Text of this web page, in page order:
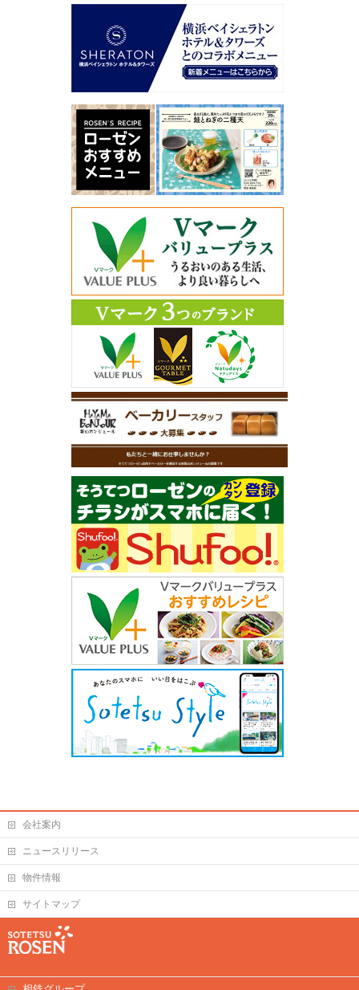
会社案内
ニュースリリース
物件情報
サイトマップ